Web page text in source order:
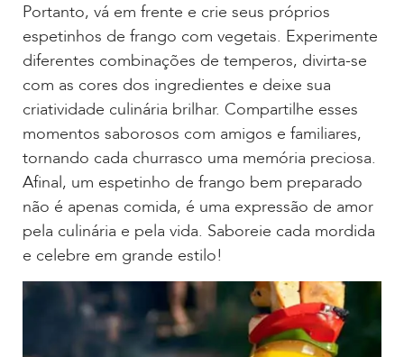
Portanto, vá em frente e crie seus próprios
espetinhos de frango com vegetais. Experimente
diferentes combinações de temperos, divirta-se
com as cores dos ingredientes e deixe sua
criatividade culinária brilhar. Compartilhe esses
momentos saborosos com amigos e familiares,
tornando cada churrasco uma memória preciosa.
Afinal, um espetinho de frango bem preparado
não é apenas comida, é uma expressão de amor
pela culinária e pela vida. Saboreie cada mordida
e celebre em grande estilo!